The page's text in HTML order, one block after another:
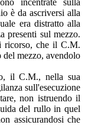
è da ascriversi alla
era distratto alla
presenti sul mezzo.
ricorso, che il C.M.
del mezzo, avendolo
il C.M., nella sua
sull'esecuzione
non istruendo il
del rullo in quel
assicurandosi che